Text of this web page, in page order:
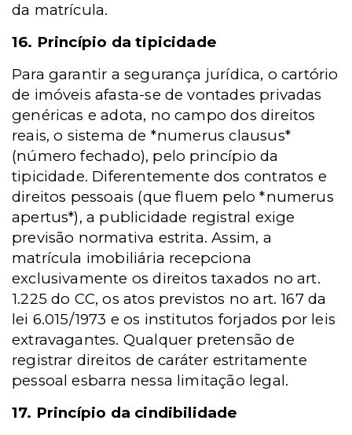
da matrícula.
16. Princípio da tipicidade
Para garantir a segurança jurídica, o cartório
de imóveis afasta-se de vontades privadas
genéricas e adota, no campo dos direitos
reais, o sistema de *numerus clausus*
(número fechado), pelo princípio da
tipicidade. Diferentemente dos contratos e
direitos pessoais (que fluem pelo *numerus
apertus*), a publicidade registral exige
previsão normativa estrita. Assim, a
matrícula imobiliária recepciona
exclusivamente os direitos taxados no art.
1.225 do CC, os atos previstos no art. 167 da
lei 6.015/1973 e os institutos forjados por leis
extravagantes. Qualquer pretensão de
registrar direitos de caráter estritamente
pessoal esbarra nessa limitação legal.
17. Princípio da cindibilidade